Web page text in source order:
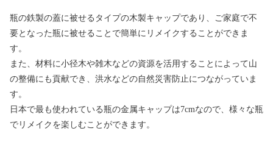
瓶の鉄製の蓋に被せるタイプの木製キャップであり、ご家庭で不
要となった瓶に被せることで簡単にリメイクすることができま
す。
また、材料に小径木や雑木などの資源を活用することによって山
の整備にも貢献でき、洪水などの自然災害防止につながっていま
す。
日本で最も使われている瓶の金属キャップは7cmなので、様々な瓶
でリメイクを楽しむことができます。